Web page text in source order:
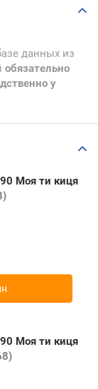
данных из
обязательно
у
Моя ти киця
Моя ти киця